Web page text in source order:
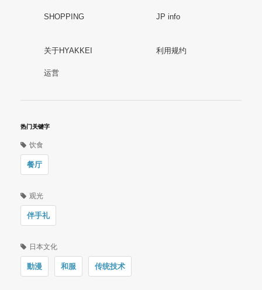
SHOPPING JP info
关于HYAKKEI 利用规约
运営
热门关键字
饮食
餐厅
观光
伴手礼
日本文化
動漫 和服 传统技术